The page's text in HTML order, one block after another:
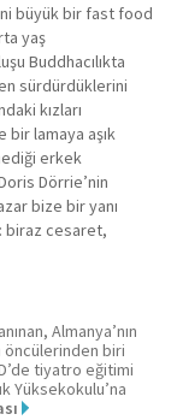
büyük bir fast food
yaş
Buddhacılıkta
sürdürdüklerini
kızları
bir lamaya aşık
erkek
Dörrie’nin
bize bir yanı
biraz cesaret,
Almanya’nın
öncülerinden biri
tiyatro eğitimi
Yüksekokulu’na